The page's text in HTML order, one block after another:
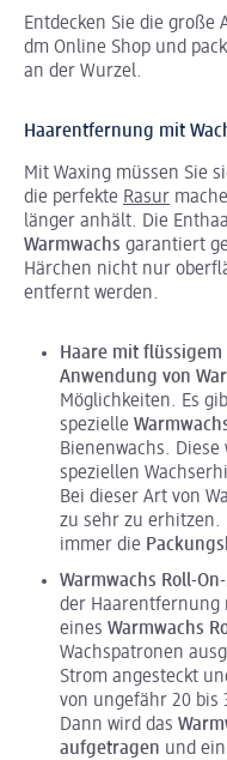
Entdecken Sie die große
dm Online Shop und
an der Wurzel.
Haarentfernung mit
Mit Waxing müssen Sie
die perfekte Rasur
länger anhält. Die
Warmwachs garantiert
Härchen nicht nur
entfernt werden.
Haare mit
Anwendung von
Möglichkeiten. Es
spezielle
Bienenwachs.
speziellen
Bei dieser Art von
zu sehr zu erhitzen.
immer die
Warmwachs Roll-
der Haarentfernung
eines Warmwachs
Wachspatronen
Strom angesteckt
von ungefähr 20 bis
Dann wird das
aufgetragen und